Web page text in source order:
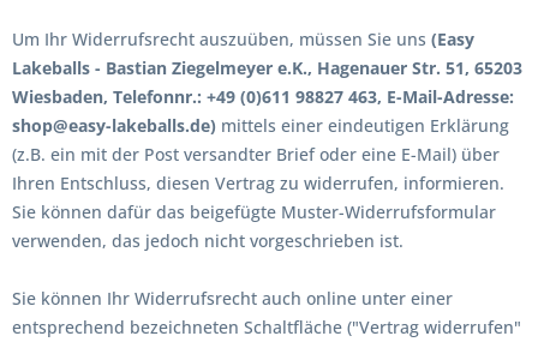
Um Ihr Widerrufsrecht auszuüben, müssen Sie uns (Easy
Lakeballs - Bastian Ziegelmeyer e.K., Hagenauer Str. 51, 65203
Wiesbaden, Telefonnr.: +49 (0)611 98827 463, E-Mail-Adresse:
shop@easy-lakeballs.de) mittels einer eindeutigen Erklärung
(z.B. ein mit der Post versandter Brief oder eine E-Mail) über
Ihren Entschluss, diesen Vertrag zu widerrufen, informieren.
Sie können dafür das beigefügte Muster-Widerrufsformular
verwenden, das jedoch nicht vorgeschrieben ist.
Sie können Ihr Widerrufsrecht auch online unter einer
entsprechend bezeichneten Schaltfläche ("Vertrag widerrufen"